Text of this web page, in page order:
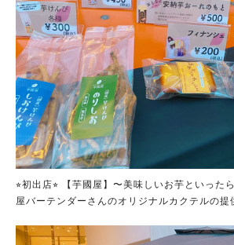
⭐︎初出店⭐︎ 【芋國屋】〜美味しいお芋といった
屋バーテンダーさんのオリジナルカクテルの提